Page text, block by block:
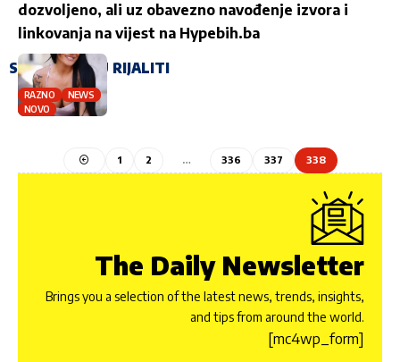
dozvoljeno, ali uz obavezno navođenje izvora i
linkovanja na vijest na Hypebih.ba
RAZNO
NEWS
NOVO
STIŽE HAOS U RIJALITI
1 2 … 336 337 338
The Daily Newsletter
Brings you a selection of the latest news, trends, insights,
and tips from around the world.
[mc4wp_form]